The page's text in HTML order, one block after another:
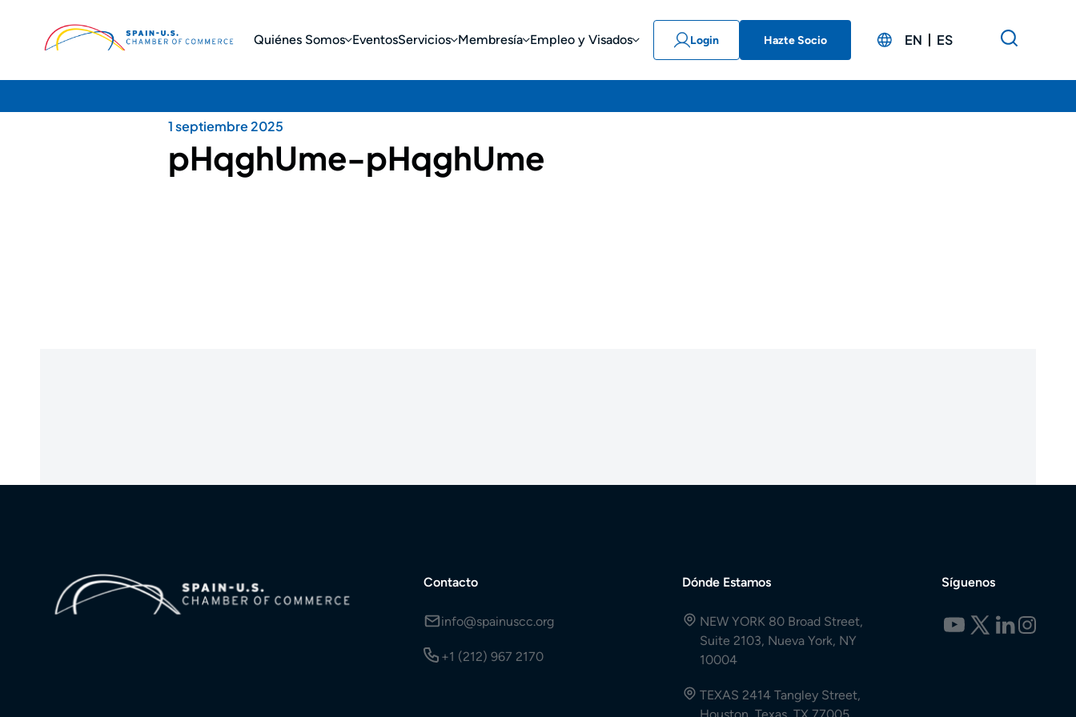
Quiénes Somos EventosServicios Membresía Empleo y Visados Login Hazte Socio EN ES
1 septiembre 2025
pHqghUme-pHqghUme
Contacto
info@spainuscc.org
+1 (212) 967 2170
Dónde Estamos
NEW YORK 80 Broad Street,
Suite 2103, Nueva York, NY
10004
TEXAS 2414 Tangley Street,
Síguenos